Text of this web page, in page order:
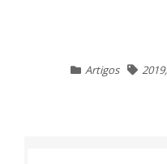
Artigos 2019,